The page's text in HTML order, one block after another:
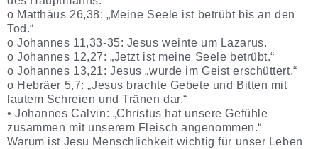
o Matthäus 26,38: „Meine Seele ist betrübt bis an den
Tod.“
o Johannes 11,33-35: Jesus weinte um Lazarus.
o Johannes 12,27: „Jetzt ist meine Seele betrübt.“
o Johannes 13,21: Jesus „wurde im Geist erschüttert.“
o Hebräer 5,7: „Jesus brachte Gebete und Bitten mit
lautem Schreien und Tränen dar.“
• Johannes Calvin: „Christus hat unsere Gefühle
zusammen mit unserem Fleisch angenommen.“
Warum ist Jesu Menschlichkeit wichtig für unser Leben